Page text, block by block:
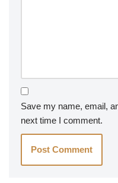
Save my name, email,
next time I comment.